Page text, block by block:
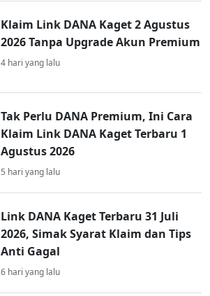
Klaim Link DANA Kaget 2 Agustus
2026 Tanpa Upgrade Akun Premium
4 hari yang lalu
Tak Perlu DANA Premium, Ini Cara
Klaim Link DANA Kaget Terbaru 1
Agustus 2026
5 hari yang lalu
Link DANA Kaget Terbaru 31 Juli
2026, Simak Syarat Klaim dan Tips
Anti Gagal
6 hari yang lalu